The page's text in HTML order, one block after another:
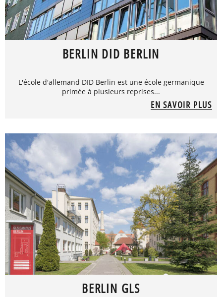
BERLIN DID BERLIN
L'école d'allemand DID Berlin est une école germanique
primée à plusieurs reprises...
EN SAVOIR PLUS
BERLIN GLS